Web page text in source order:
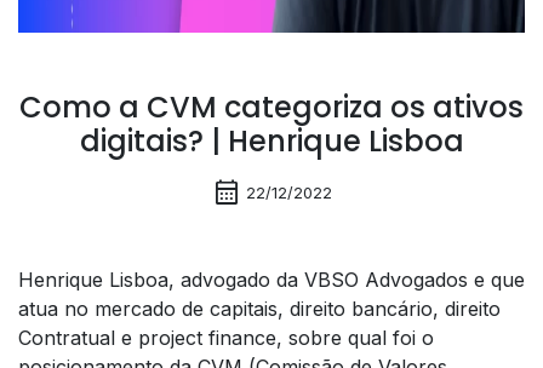
Como a CVM categoriza os ativos
digitais? | Henrique Lisboa
calendar_month 22/12/2022
Henrique Lisboa, advogado da VBSO Advogados e que
atua no mercado de capitais, direito bancário, direito
Contratual e project finance, sobre qual foi o